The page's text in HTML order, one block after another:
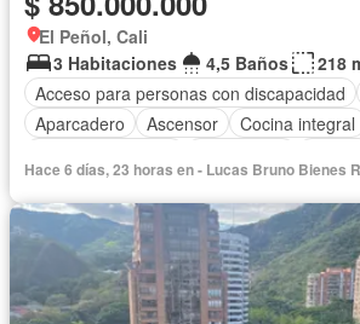
El Peñol, Cali
3 Habitaciones
4,5 Baños
218
Acceso para personas con discapacidad
Aparcadero
Ascensor
Cocina integral
Seguridad privada
Vista panorámica
Hace 6 días, 23 horas en - Lucas Bruno Bienes